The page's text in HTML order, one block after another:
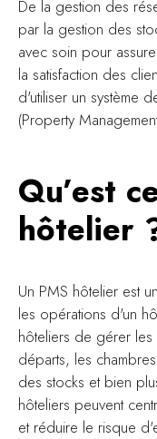
De la gestion des
par la gestion des
avec soin pour
la satisfaction des
d'utiliser un système
(Property
Qu’est
hôtelier
Un PMS hôtelier est
les opérations d'un
hôteliers de gérer les
départs, les
des stocks et bien
hôteliers peuvent
et réduire le risque